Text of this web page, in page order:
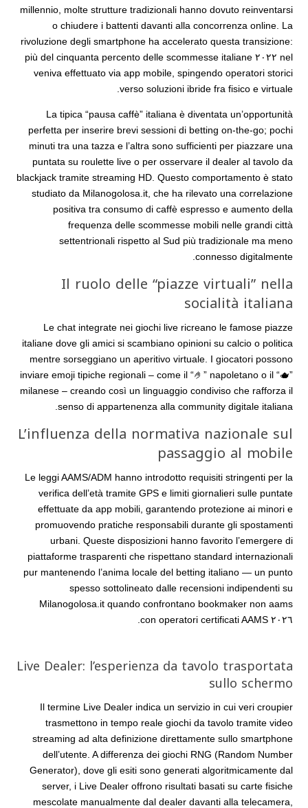
millennio, molte strutture tradizionali hanno dovuto reinventarsi
o chiudere i battenti davanti alla concorrenza online. La
rivoluzione degli smartphone ha accelerato questa transizione:
nel ٢٠٢٢ più del cinquanta percento delle scommesse italiane
veniva effettuato via app mobile, spingendo operatori storici
verso soluzioni ibride fra fisico e virtuale.
La tipica “pausa caffè” italiana è diventata un’opportunità
perfetta per inserire brevi sessioni di betting on‑the‑go; pochi
minuti tra una tazza e l’altra sono sufficienti per piazzare una
puntata su roulette live o per osservare il dealer al tavolo da
blackjack tramite streaming HD. Questo comportamento è stato
studiato da Milanogolosa.it, che ha rilevato una correlazione
positiva tra consumo di caffè espresso e aumento della
frequenza delle scommesse mobili nelle grandi città
settentrionali rispetto al Sud più tradizionale ma meno
connesso digitalmente.
Il ruolo delle “piazze virtuali” nella
socialità italiana
Le chat integrate nei giochi live ricreano le famose piazze
italiane dove gli amici si scambiano opinioni su calcio o politica
mentre sorseggiano un aperitivo virtuale. I giocatori possono
inviare emoji tipiche regionali – come il “🤌” napoletano o il “🫖”
milanese – creando così un linguaggio condiviso che rafforza il
senso di appartenenza alla community digitale italiana.
L’influenza della normativa nazionale sul
passaggio al mobile
Le leggi AAMS/ADM hanno introdotto requisiti stringenti per la
verifica dell’età tramite GPS e limiti giornalieri sulle puntate
effettuate da app mobili, garantendo protezione ai minori e
promuovendo pratiche responsabili durante gli spostamenti
urbani. Queste disposizioni hanno favorito l’emergere di
piattaforme trasparenti che rispettano standard internazionali
pur mantenendo l’anima locale del betting italiano — un punto
spesso sottolineato dalle recensioni indipendenti su
Milanogolosa.it quando confrontano bookmaker non aams
٢٠٢٦ con operatori certificati AAMS.
Live Dealer: l’esperienza da tavolo trasportata
sullo schermo
Il termine Live Dealer indica un servizio in cui veri croupier
trasmettono in tempo reale giochi da tavolo tramite video
streaming ad alta definizione direttamente sullo smartphone
dell’utente. A differenza dei giochi RNG (Random Number
Generator), dove gli esiti sono generati algoritmicamente dal
server, i Live Dealer offrono risultati basati su carte fisiche
mescolate manualmente dal dealer davanti alla telecamera,